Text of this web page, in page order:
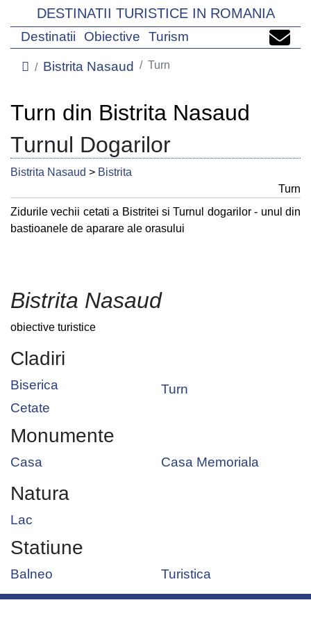
DESTINATII TURISTICE IN ROMANIA
Destinatii Obiective Turism
Bistrita Nasaud Turn
Turn din Bistrita Nasaud
Turnul Dogarilor
Bistrita Nasaud > Bistrita
Turn
Zidurile vechii cetati a Bistritei si Turnul dogarilor - unul din
bastioanele de aparare ale orasului
Bistrita Nasaud
obiective turistice
Cladiri
Biserica
Cetate
Turn
Monumente
Casa Casa Memoriala
Natura
Lac
Statiune
Balneo Turistica